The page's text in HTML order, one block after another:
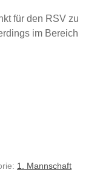
für den RSV zu
im Bereich
1. Mannschaft